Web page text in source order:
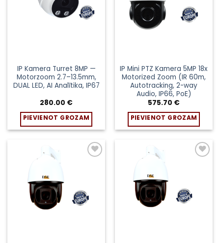
IP Kamera Turret 8MP —
Motorzoom 2.7–13.5mm,
DUAL LED, AI Analītika, IP67
280.00 €
PIEVIENOT GROZAM
IP Mini PTZ Kamera 5MP 18x
Motorized Zoom (IR 60m,
Autotracking, 2-way
Audio, IP66, PoE)
575.70 €
PIEVIENOT GROZAM